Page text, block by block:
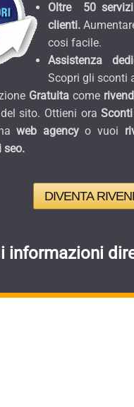
Oltre 50
clienti.
cosi facile.
Assistenza
Scopri gli sconti
Gratuita come
sito. Ottieni ora
web agencyo vuoi
seo.
DIVENTA
informazioni